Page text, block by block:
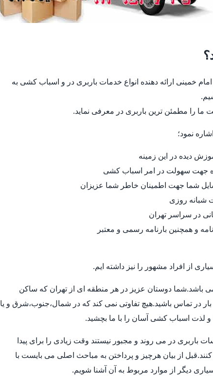
خمینی ارائه دهنده انواع خدمات باربری در و اسباب کشی به
ما را مطمئن ترین باربری در معرفی نماید.
نمود؛
دیده در این زمینه
جهت سهولت در امر اسباب کشی
شما جهت اطمینان خاطر شما عزیزان
شبانه روزی
در سراسر تهران
و همچنین بارنامه رسمی و معتبر
از افراد مشهور را نیز داشته ایم.
باشد.شما دوستان عزیز در هر منطقه ای از تهران که ساکن
بار در تماس باشید.هیچ تفاوتی نمی کند که در شمال،جنوب،شرق و یا
و لذت اسباب کشی آسان را با ما بچشید.
باربری در می روند و مجبور نیستند وقت زیادی را برای پیدا
از بیان هرچیز و پرداختن به مباحث اصلی می بایست با
دیگر از موارد مربوط به آن آشنا شویم.